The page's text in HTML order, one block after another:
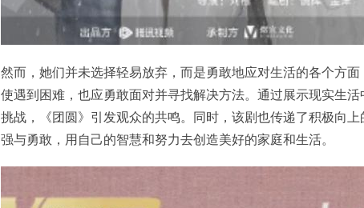
然而，她们并未选择轻易放弃，而是勇敢地应对生活的各个方
使遇到困难，也应勇敢面对并寻找解决方法。通过展示现实生
挑战，《团圆》引发观众的共鸣。同时，该剧也传递了积极向
强与勇敢，用自己的智慧和努力去创造美好的家庭和生活。